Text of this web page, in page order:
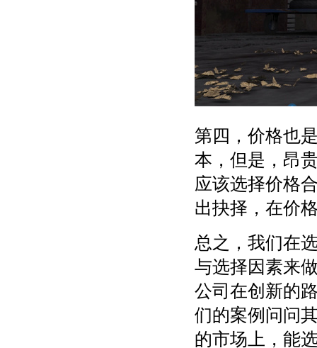
第四，价格也
本，但是，昂
应该选择价格
出抉择，在价
总之，我们在
与选择因素来
公司在创新的
们的案例问问
的市场上，能